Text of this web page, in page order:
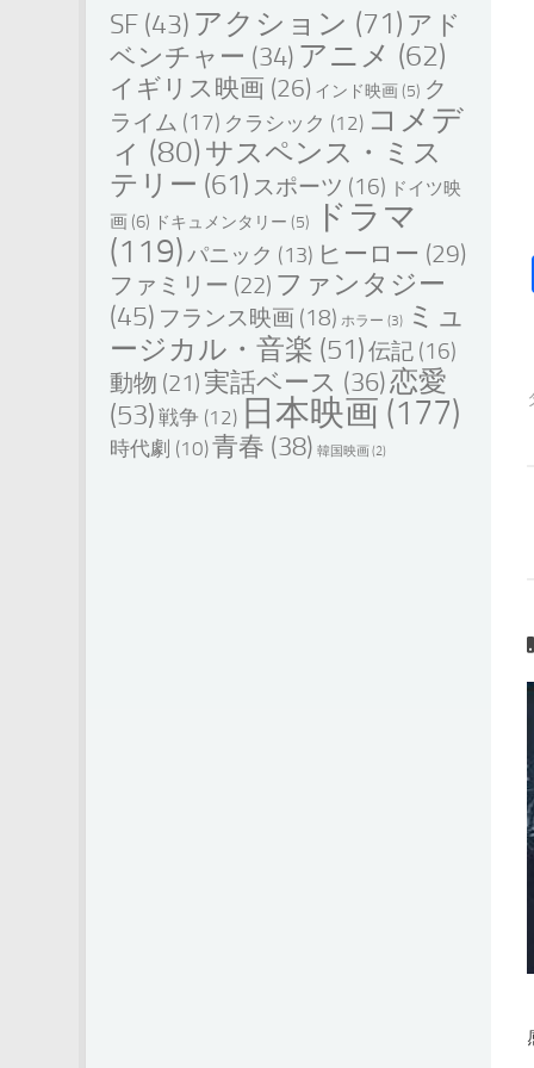
SF (43) アクション (71) アド
ベンチャー (34) アニメ (62)
イギリス映画 (26) インド映画(5) ク
ライム (17) クラシック (12) コメデ
ィ (80) サスペンス・ミス
テリー (61) スポーツ (16) ドイツ映
画 (6) ドキュメンタリー (5)
ドラマ
(119)パニック (13) ヒーロー (29)
ファミリー (22) ファンタジー
(45) フランス映画 (18) ホラー (3)
ミュ
ージカル・音楽 (51)伝記 (16)
動物 (21) 実話ベース (36)恋愛
(53) 戦争 (12) 日本映画 (177)
時代劇 (10)青春 (38) 韓国映画 (2)